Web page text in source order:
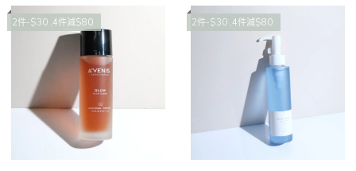
2件-$30 ,4件減$80 2件-$30 ,4件減$80